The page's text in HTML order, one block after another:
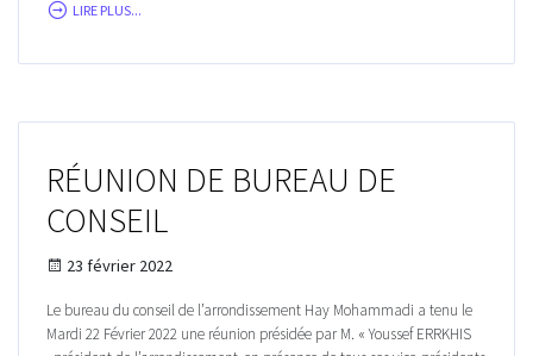
LIRE PLUS...
RÉUNION DE BUREAU DE
CONSEIL
23 février 2022
Le bureau du conseil de l’arrondissement Hay Mohammadi a tenu le
Mardi 22 Février 2022 une réunion présidée par M. « Youssef ERRKHIS